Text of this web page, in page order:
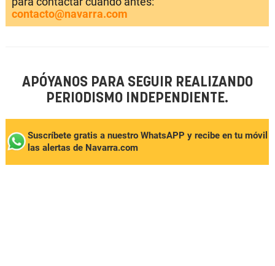
contacto@navarra.com
APÓYANOS PARA SEGUIR REALIZANDO
PERIODISMO INDEPENDIENTE.
Suscríbete gratis a nuestro WhatsAPP y recibe en tu móvil
las alertas de Navarra.com